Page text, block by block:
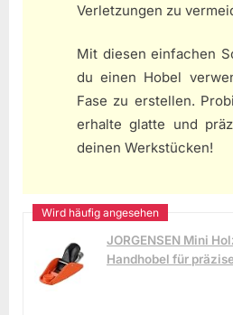
Verletzungen zu
Mit diesen einfachen
du einen Hobel
Fase zu erstellen.
erhalte glatte und
deinen Werkstücken!
JORGENSEN Mini
Handhobel für